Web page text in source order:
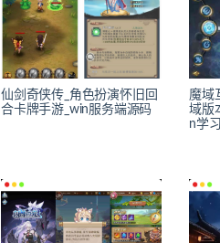
仙剑奇侠传_角色扮演怀旧回
合卡牌手游_win服务端源码
魔域
域版
n学